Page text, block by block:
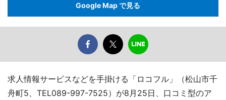
Google Map で見る
求人情報サービスなどを手掛ける「ロコフル」（松山市千
舟町5、TEL089-997-7525）が8月25日、口コミ型のア